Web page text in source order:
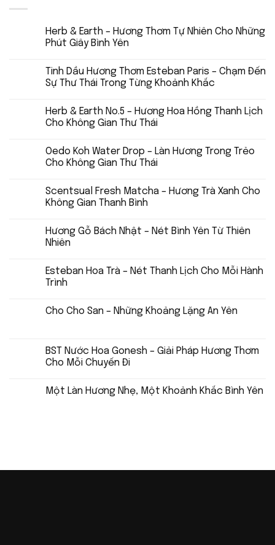
Herb & Earth – Hương Thơm Tự Nhiên Cho Những
Phút Giây Bình Yên
Tinh Dầu Hương Thơm Esteban Paris – Chạm Đến
Sự Thư Thái Trong Từng Khoảnh Khắc
Herb & Earth No.5 – Hương Hoa Hồng Thanh Lịch
Cho Không Gian Thư Thái
Oedo Koh Water Drop – Làn Hương Trong Trẻo
Cho Không Gian Thư Thái
Scentsual Fresh Matcha – Hương Trà Xanh Cho
Không Gian Thanh Bình
Hương Gỗ Bách Nhật – Nét Bình Yên Từ Thiên
Nhiên
Esteban Hoa Trà – Nét Thanh Lịch Cho Mỗi Hành
Trình
Cho Cho San – Những Khoảng Lặng An Yên
BST Nước Hoa Gonesh – Giải Pháp Hương Thơm
Cho Mỗi Chuyến Đi
Một Làn Hương Nhẹ, Một Khoảnh Khắc Bình Yên